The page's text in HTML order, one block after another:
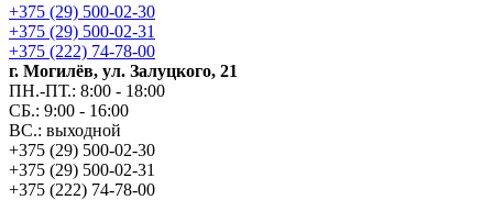
+375 (29) 500-02-30
+375 (29) 500-02-31
+375 (222) 74-78-00
г. Могилёв, ул. Залуцкого, 21
ПН.-ПТ.: 8:00 - 18:00
СБ.: 9:00 - 16:00
ВС.: выходной
+375 (29) 500-02-30
+375 (29) 500-02-31
+375 (222) 74-78-00